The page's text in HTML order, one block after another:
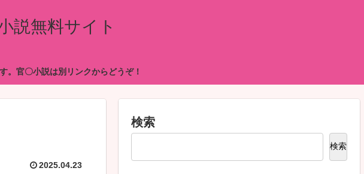
説無料サイト
。官〇小説は別リンクからどうぞ！
2025.04.23
検索
検索